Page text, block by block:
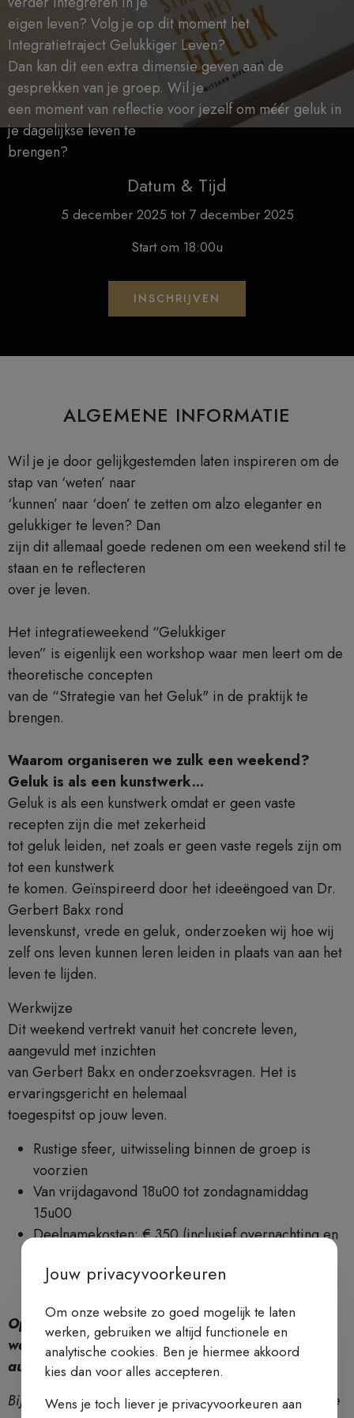
eigen leven? Volg je op dit moment het
Integratietraject Gelukkiger Leven?
Dan kan dit een extra dimensie geven aan de
gesprekken van je groep. Wil je
een moment van reflectie voor jezelf om méér geluk in
je dagelijkse leven te
brengen?
Datum & Tijd
5 december 2025 tot 7 december 2025
Start om 18:00u
INSCHRIJVEN
ALGEMENE INFORMATIE
Wil je je door gelijkgestemden laten inspireren om de
stap van ‘weten’ naar
‘kunnen’ naar ‘doen’ te zetten om alzo eleganter en
gelukkiger te leven? Dan
zijn dit allemaal goede redenen om een weekend stil te
staan en te reflecteren
over je leven.
Het integratieweekend “Gelukkiger
leven” is eigenlijk een workshop waar men leert om de
theoretische concepten
van de “Strategie van het Geluk" in de praktijk te
brengen.
Waarom organiseren we zulk een weekend?
Geluk is als een kunstwerk...
Geluk is als een kunstwerk omdat er geen vaste
recepten zijn die met zekerheid
tot geluk leiden, net zoals er geen vaste regels zijn om
tot een kunstwerk
te komen. Geïnspireerd door het ideeëngoed van Dr.
Gerbert Bakx rond
levenskunst, vrede en geluk, onderzoeken wij hoe wij
zelf ons leven kunnen leren leiden in plaats van aan het
leven te lijden.
Werkwijze
Dit weekend vertrekt vanuit het concrete leven,
aangevuld met inzichten
van Gerbert Bakx en onderzoeksvragen. Het is
ervaringsgericht en helemaal
toegespitst op jouw leven.
Rustige sfeer, uitwisseling binnen de groep is
voorzien
Van vrijdagavond 18u00 tot zondagnamiddag
15u00
Deelnamekosten: € 350 (inclusief overnachting en
Opgepast: jouw inschrijving is pas compleet
wanneer de betaling is gelukt en je een
automatische bevestiging hebt gekregen!
Bij annulaties 14 dagen of minder voor aanvang van de
Jouw privacyvoorkeuren
Om onze website zo goed mogelijk te laten
werken, gebruiken we altijd functionele en
analytische cookies. Ben je hiermee akkoord
kies dan voor alles accepteren.
Wens je toch liever je privacyvoorkeuren aan